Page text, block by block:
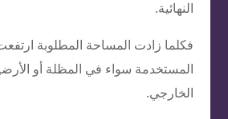
النهائية.
فكلما زادت المساحة المطلوبة
المستخدمة سواء في المظلة أو
الخارجي.